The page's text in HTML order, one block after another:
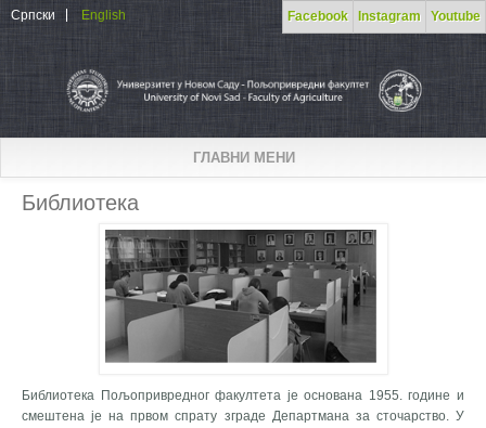
Skip to main content Facebook Instagram Youtube
Српски English
ГЛАВНИ МЕНИ
Библиотека
Библиотека Пољопривредног факултета је основана 1955. године и
смештена је на првом спрату зграде Департмана за сточарство. У